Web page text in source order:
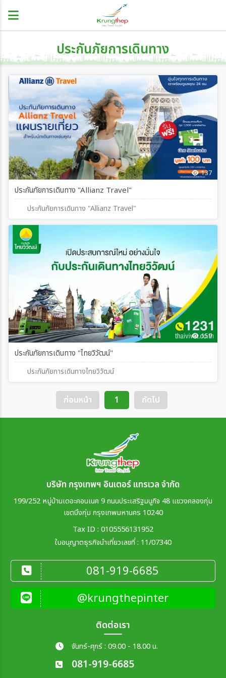
ประกันภัยการเดินทาง
ประกันภัยการเดินทาง "Allianz Travel"
137
ประกันภัยการเดินทาง "Allianz Travel"
ประกันภัยการเดินทาง "ไทยวิวัฒน์"
159
ประกันภัยการเดินทางไทยวิวัฒน์
ก่อนหน้า 1 ถัดไป
บริษัท กรุงเทพฯ อินเตอร์ แทรเวล จำกัด
199/252 หมู่บ้านเดอะคอนเนค 9 ถนนประเสริฐมนูกิจ 48 แขวงคลองกุ่ม
เขตบึงกุ่ม กรุงเทพมหานคร 10240
Tax ID : 0105556131952
ใบอนุญาตธุรกิจนำเที่ยวเลขที่ : 11/07340
081-919-6685
@krungthepinter
ติดต่อเรา
จันทร์-ศุกร์ : 09.00 - 18.00 น.
081-919-6685